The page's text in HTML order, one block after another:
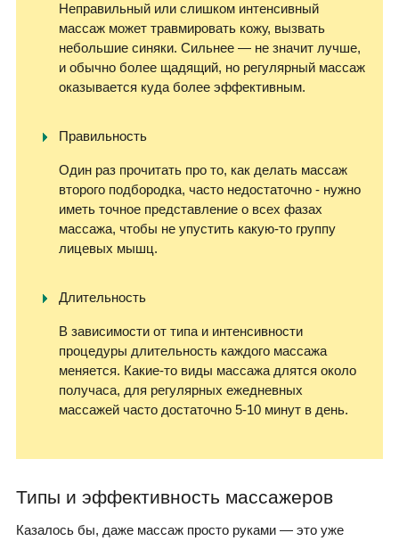
Неправильный или слишком интенсивный
массаж может травмировать кожу, вызвать
небольшие синяки. Сильнее — не значит лучше,
и обычно более щадящий, но регулярный массаж
оказывается куда более эффективным.
Правильность
Один раз прочитать про то, как делать массаж
второго подбородка, часто недостаточно - нужно
иметь точное представление о всех фазах
массажа, чтобы не упустить какую-то группу
лицевых мышц.
Длительность
В зависимости от типа и интенсивности
процедуры длительность каждого массажа
меняется. Какие-то виды массажа длятся около
получаса, для регулярных ежедневных
массажей часто достаточно 5-10 минут в день.
Типы и эффективность массажеров
Казалось бы, даже массаж просто руками — это уже